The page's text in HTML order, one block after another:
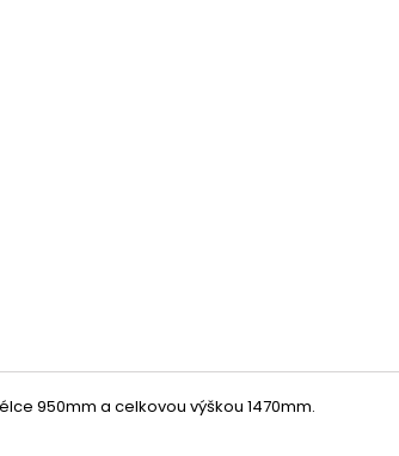
950mm a celkovou výškou 1470mm.